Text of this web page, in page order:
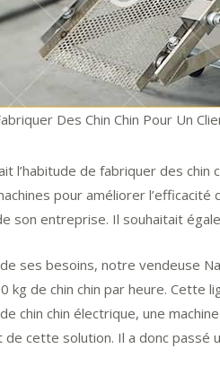
Des Chin Chin Pour Un
l’habitude de fabriquer des
pour améliorer
son entreprise. Il souhaitait
ses besoins, notre vendeuse
kg de chin chin par heure. Cette
chin chin électrique, une
cette solution. Il a donc passé